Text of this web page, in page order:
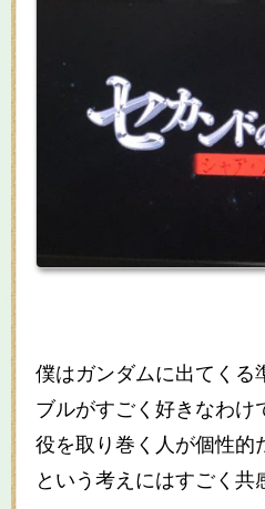
僕はガンダムに出てくる
ブルがすごく好きなわけ
役を取り巻く人が個性的
という考えにはすごく共